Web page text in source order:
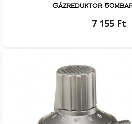
Gázreduktor
7 155 Ft